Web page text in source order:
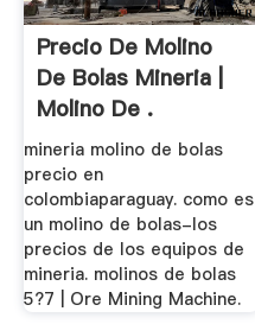
Precio De Molino
De Bolas Mineria |
Molino De .
mineria molino de bolas
precio en
colombiaparaguay. como es
un molino de bolas-los
precios de los equipos de
mineria. molinos de bolas
5?7 | Ore Mining Machine.